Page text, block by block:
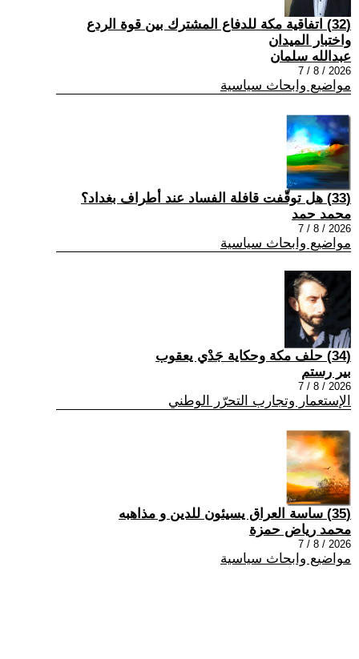
(32) اتفاقية مكة للدفاع المشترك بين قوة الردع
واختبار الميدان
عبدالله سلمان
2026 / 8 / 7
مواضيع وابحاث سياسية
(33) هل توقّفت قافلة الفساد عند أطراف بغداد؟
محمد حمد
2026 / 8 / 7
مواضيع وابحاث سياسية
(34) حلف مكة وحكاية جَدْي يعقوب
بير رستم
2026 / 8 / 7
الإستعمار وتجارب التحرّر الوطني
(35) ساسة العراق يسيئون للدين و مذاهبه
محمد رياض حمزة
2026 / 8 / 7
مواضيع وابحاث سياسية